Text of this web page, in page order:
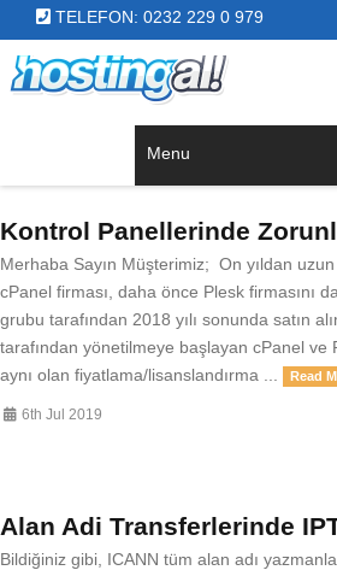
TELEFON: 0232 229 0 979
Menu
Kontrol Panellerinde
Merhaba Sayın Müşterimiz; On yıldan uzun
cPanel firması, daha önce Plesk firmasını
grubu tarafından 2018 yılı sonunda satın
tarafından yönetilmeye başlayan cPanel ve
aynı olan fiyatlama/lisanslandırma ...
Read
6th Jul 2019
Alan Adi Transferlerinde
Bildiğiniz gibi, ICANN tüm alan adı